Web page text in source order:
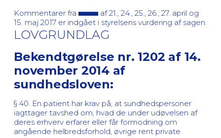
Kommentarer fra
af 21., 24., 25., 26., 27. april og
15. maj 2017 er indgået i styrelsens vurdering af sagen.
LOVGRUNDLAG
Bekendtgørelse nr. 1202 af 14.
november 2014 af
sundhedsloven:
§ 40. En patient har krav på, at sundhedspersoner
iagttager tavshed om, hvad de under udøvelsen af
deres erhverv erfarer eller får formodning om
angående helbredsforhold, øvrige rent private